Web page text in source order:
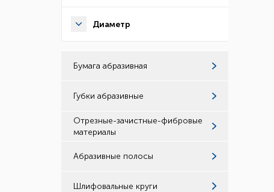
Диаметр
Бумага абразивная
Губки абразивные
Отрезные-зачистные-фибровые
материалы
Абразивные полосы
Шлифовальные круги